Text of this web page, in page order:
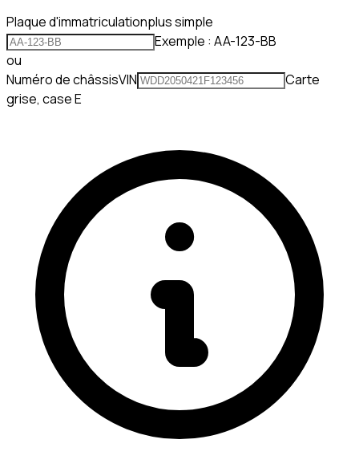
Plaque d'immatriculationplus simple
Exemple : AA-123-BB
ou
Numéro de châssisVIN
Carte
grise, case E